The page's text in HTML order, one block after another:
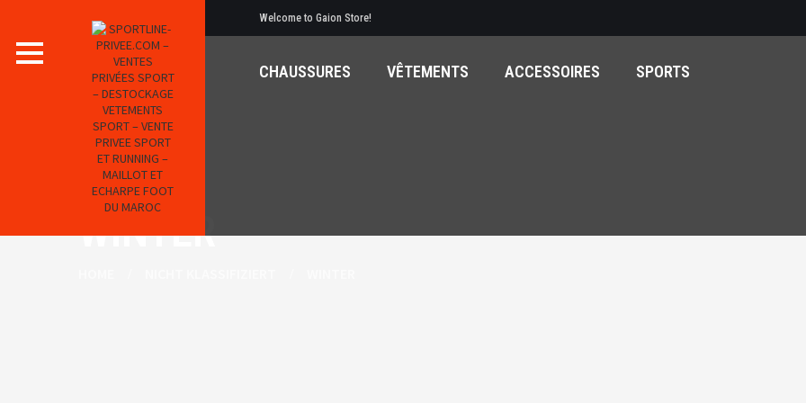
Welcome to Gaion Store!
CHAUSSURES VÊTEMENTS ACCESSOIRES SPORTS
WINTER